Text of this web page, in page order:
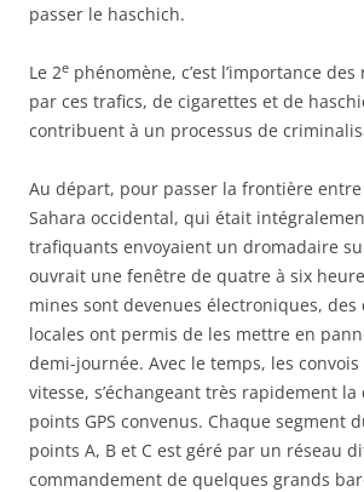
passer le haschich.
Le 2e phénomène, c’est l’importance
par ces trafics, de cigarettes et de
contribuent à un processus de
Au départ, pour passer la frontière
Sahara occidental, qui était
trafiquants envoyaient un dromadaire
ouvrait une fenêtre de quatre à six
mines sont devenues électroniques, des
locales ont permis de les mettre en
demi-journée. Avec le temps, les
vitesse, s’échangeant très rapidement la
points GPS convenus. Chaque segment
points A, B et C est géré par un réseau
commandement de quelques grands